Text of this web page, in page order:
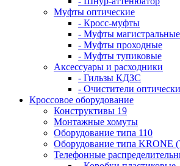
Муфты оптические
- Кросс-муфты
- Муфты
- Муфты проходные
- Муфты тупиковые
Аксессуары и расходники
- Гильзы КДЗС
- Очистители
Кроссовое оборудование
Конструктивы 19
Монтажные хомуты
Оборудование типа 110
Оборудование типа KRONE
Телефонные